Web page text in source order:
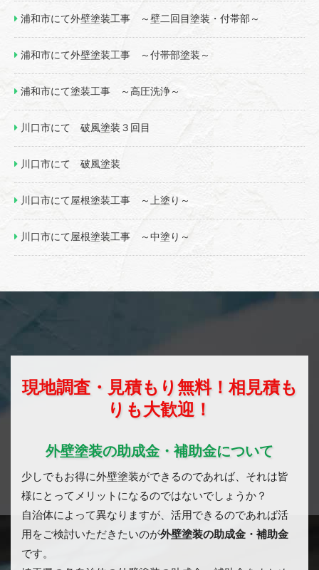
浦和市にて外壁塗装工事 ～壁二回目塗装・付帯部～
浦和市にて外壁塗装工事 ～付帯部塗装～
浦和市にて塗装工事 ～高圧洗浄～
川口市にて 破風塗装３回目
川口市にて 破風塗装
川口市にて屋根塗装工事 ～上塗り～
川口市にて屋根塗装工事 ～中塗り～
現地調査・見積もり無料！相見積も
りも大歓迎！
外壁塗装の助成金・補助金について
少しでもお得に外壁塗装ができるのであれば、それは皆
様にとってメリットになるのではないでしょうか？
自治体によって異なりますが、活用できるのであれば活
用をご検討いただきたいのが外壁塗装の助成金・補助金
です。